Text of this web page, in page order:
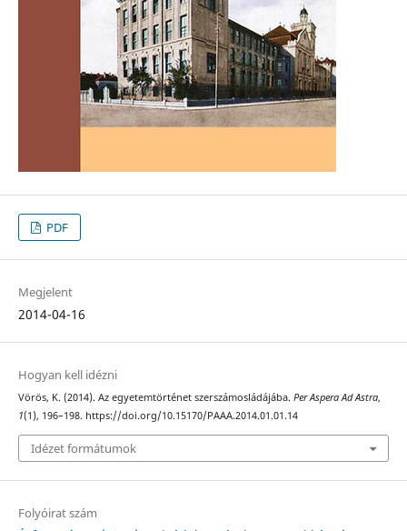
PDF
Megjelent
2014-04-16
Hogyan kell idézni
Vörös, K. (2014). Az egyetemtörténet szerszámosládájába. Per Aspera Ad Astra,
1(1), 196–198. https://doi.org/10.15170/PAAA.2014.01.01.14
Idézet formátumok
Folyóirat szám